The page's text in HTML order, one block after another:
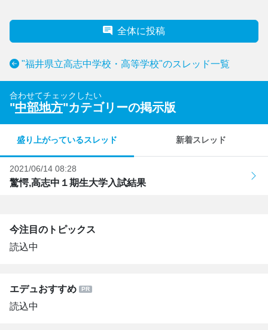
全体に投稿
"福井県立高志中学校・高等学校"のスレッド一覧
合わせてチェックしたい
"中部地方"カテゴリーの掲示版
盛り上がっているスレッド 新着スレッド
2021/06/14 08:28
驚愕,高志中１期生大学入試結果
今注目のトピックス
読込中
エデュおすすめ
読込中